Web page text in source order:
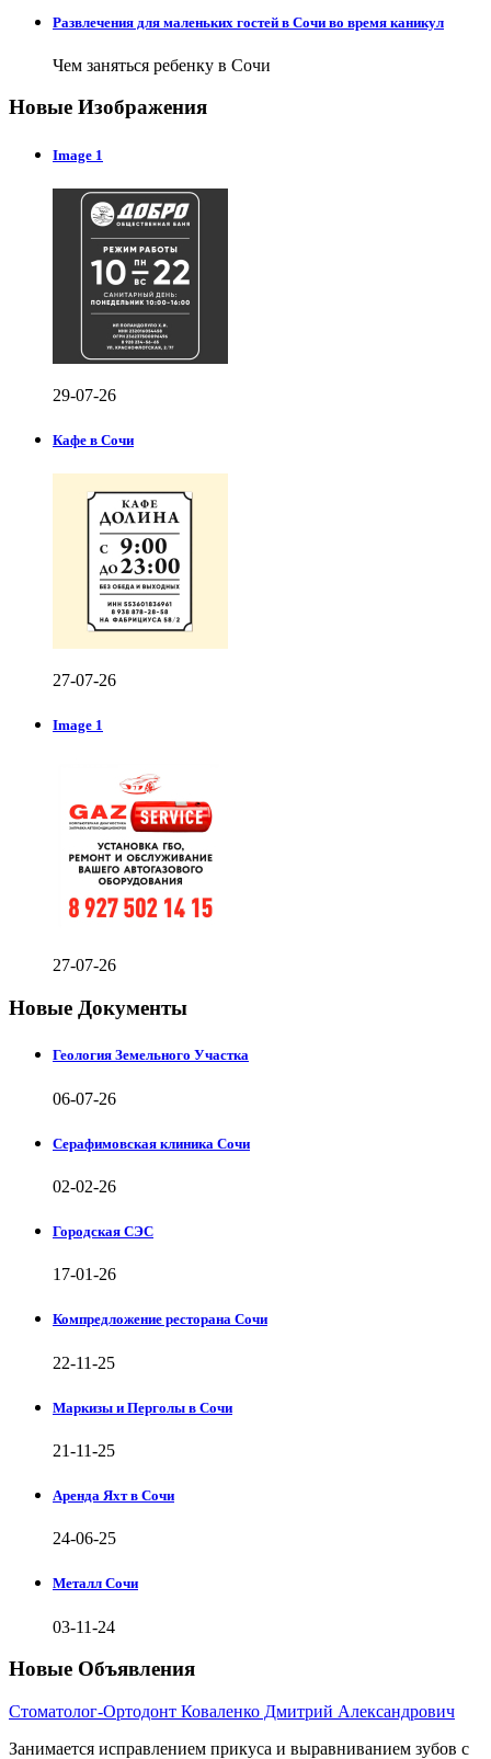
Развлечения для маленьких гостей в Сочи во время каникул
Чем заняться ребенку в Сочи
Новые Изображения
Image 1
29-07-26
Кафе в Сочи
27-07-26
Image 1
27-07-26
Новые Документы
Геология Земельного Участка
06-07-26
Серафимовская клиника Сочи
02-02-26
Городская СЭС
17-01-26
Компредложение ресторана Сочи
22-11-25
Маркизы и Перголы в Сочи
21-11-25
Аренда Яхт в Сочи
24-06-25
Металл Сочи
03-11-24
Новые Объявления
Стоматолог-Ортодонт Коваленко Дмитрий Александрович
Занимается исправлением прикуса и выравниванием зубов с